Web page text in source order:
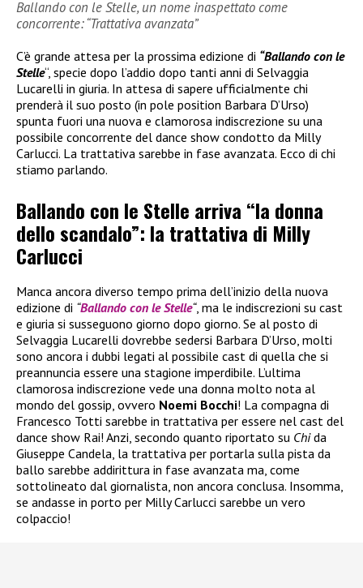
Ballando con le Stelle, un nome inaspettato come
concorrente: “Trattativa avanzata”
C’è grande attesa per la prossima edizione di “Ballando con le
Stelle“, specie dopo l’addio dopo tanti anni di Selvaggia
Lucarelli in giuria. In attesa di sapere ufficialmente chi
prenderà il suo posto (in pole position Barbara D’Urso)
spunta fuori una nuova e clamorosa indiscrezione su una
possibile concorrente del dance show condotto da Milly
Carlucci. La trattativa sarebbe in fase avanzata. Ecco di chi
stiamo parlando.
Ballando con le Stelle arriva “la donna
dello scandalo”: la trattativa di Milly
Carlucci
Manca ancora diverso tempo prima dell’inizio della nuova
edizione di “Ballando con le Stelle“, ma le indiscrezioni su cast
e giuria si susseguono giorno dopo giorno. Se al posto di
Selvaggia Lucarelli dovrebbe sedersi Barbara D’Urso, molti
sono ancora i dubbi legati al possibile cast di quella che si
preannuncia essere una stagione imperdibile. L’ultima
clamorosa indiscrezione vede una donna molto nota al
mondo del gossip, ovvero Noemi Bocchi! La compagna di
Francesco Totti sarebbe in trattativa per essere nel cast del
dance show Rai! Anzi, secondo quanto riportato su Chida
Giuseppe Candela, la trattativa per portarla sulla pista da
ballo sarebbe addirittura in fase avanzata ma, come
sottolineato dal giornalista, non ancora conclusa. Insomma,
se andasse in porto per Milly Carlucci sarebbe un vero
colpaccio!